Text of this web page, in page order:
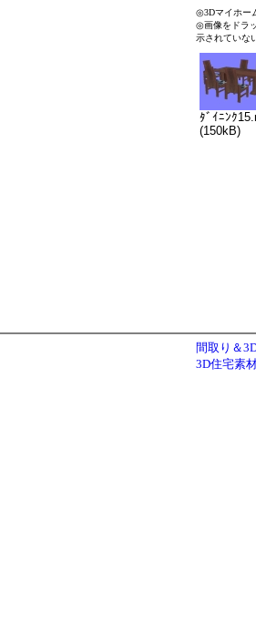
◎3Dマイホー
◎画像をドラ
示されていな
ﾀﾞｲﾆﾝｸ
(150kB)
間取り＆
3D住宅素